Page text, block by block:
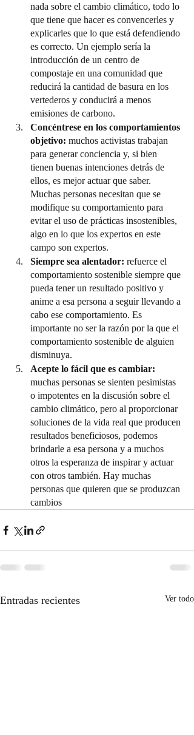
nada sobre el cambio climático, todo lo
que tiene que hacer es convencerles y
explicarles que lo que está defendiendo
es correcto. Un ejemplo sería la
introducción de un centro de
compostaje en una comunidad que
reducirá la cantidad de basura en los
vertederos y conducirá a menos
emisiones de carbono.
Concéntrese en los comportamientos
objetivo: muchos activistas trabajan
para generar conciencia y, si bien
tienen buenas intenciones detrás de
ellos, es mejor actuar que saber.
Muchas personas necesitan que se
modifique su comportamiento para
evitar el uso de prácticas insostenibles,
algo en lo que los expertos en este
campo son expertos.
Siempre sea alentador: refuerce el
comportamiento sostenible siempre que
pueda tener un resultado positivo y
anime a esa persona a seguir llevando a
cabo ese comportamiento. Es
importante no ser la razón por la que el
comportamiento sostenible de alguien
disminuya.
Acepte lo fácil que es cambiar:
muchas personas se sienten pesimistas
o impotentes en la discusión sobre el
cambio climático, pero al proporcionar
soluciones de la vida real que producen
resultados beneficiosos, podemos
brindarle a esa persona y a muchos
otros la esperanza de inspirar y actuar
con otros también. Hay muchas
personas que quieren que se produzcan
cambios
Entradas recientes Ver todo